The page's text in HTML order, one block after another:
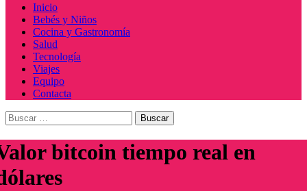
Menú
principal
Inicio
Bebés y Niños
Cocina y Gastronomía
Salud
Tecnología
Viajes
Equipo
Contacta
Buscar:
bitcoin tiempo real en